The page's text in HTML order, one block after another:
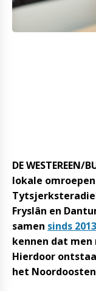
DE
lokale
Fryslân en
samen sinds 2013
kennen dat men
Hierdoor
het